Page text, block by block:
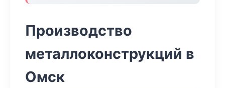
Производство
металлоконструкций в
Омск